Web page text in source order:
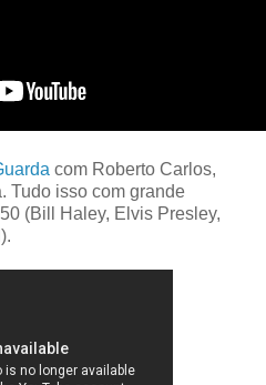
com Roberto Carlos,
Tudo isso com grande
(Bill Haley, Elvis Presley,